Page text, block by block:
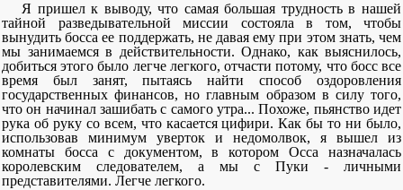
Я пришел к выводу, что самая большая трудность в нашей
тайной разведывательной миссии состояла в том, чтобы
вынудить босса ее поддержать, не давая ему при этом знать, чем
мы занимаемся в действительности. Однако, как выяснилось,
добиться этого было легче легкого, отчасти потому, что босс все
время был занят, пытаясь найти способ оздоровления
государственных финансов, но главным образом в силу того,
что он начинал зашибать с самого утра... Похоже, пьянство идет
рука об руку со всем, что касается цифири. Как бы то ни было,
использовав минимум уверток и недомолвок, я вышел из
комнаты босса с документом, в котором Осса назначалась
королевским следователем, а мы с Пуки - личными
представителями. Легче легкого.